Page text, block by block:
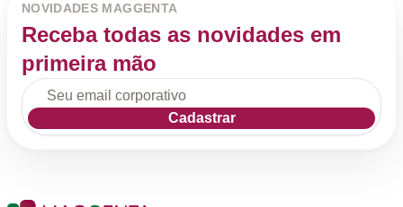
NOVIDADES MAGGENTA
Receba todas as novidades em
primeira mão
Cadastrar